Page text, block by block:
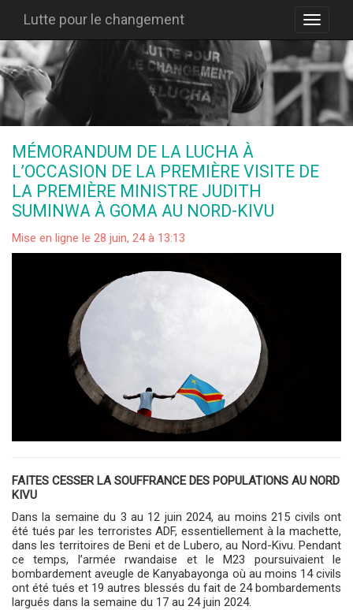
Lutte pour le changement
MÉMORANDUM DE LA LUCHA À
L’OCCASION DE LA PREMIÈRE VISITE DE
LA PREMIÈRE MINISTRE JUDITH
SUMINWA À GOMA AU NORD-KIVU
Mise en ligne le 28 juin, 24 à 13:13
FAITES CESSER LA SOUFFRANCE DES POPULATIONS AU NORD
KIVU
Dans la semaine du 3 au 12 juin 2024, au moins 215 civils ont
été tués par les terroristes ADF, essentiellement à la machette,
dans les territoires de Beni et de Lubero, au Nord-Kivu. Pendant
ce temps, l’armée rwandaise et le M23 poursuivaient le
bombardement aveugle de Kanyabayonga où au moins 14 civils
ont été tués et 19 autres blessés du fait de 24 bombardements
largués dans la semaine du 17 au 24 juin 2024.